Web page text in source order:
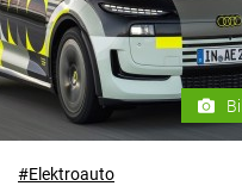
#Elektroauto